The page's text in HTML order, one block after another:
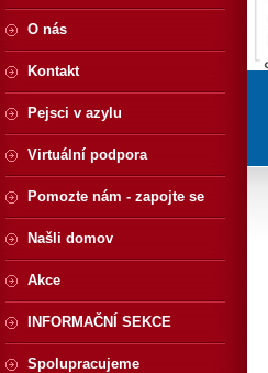
O nás
Kontakt
Pejsci v azylu
Virtuální podpora
Pomozte nám - zapojte se
Našli domov
Akce
INFORMAČNÍ SEKCE
Spolupracujeme